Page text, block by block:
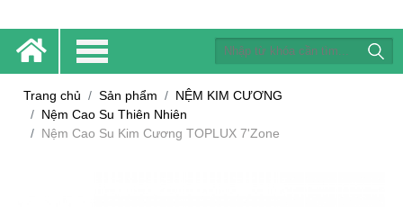
Trang chủ Sản phẩm
NỆM KIM CƯƠNG
Nệm Cao Su Thiên Nhiên
Nệm Cao Su Kim Cương TOPLUX 7'Zone